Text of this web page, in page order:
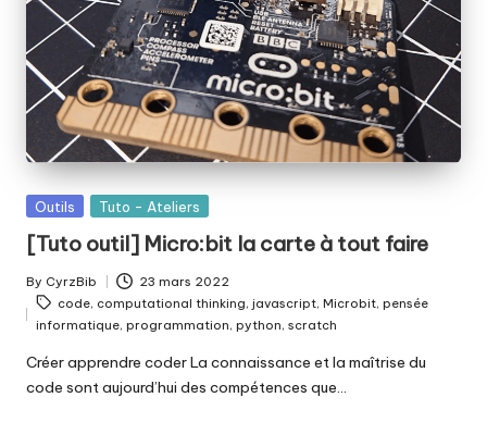
b
i
b
fabriquer
ensemble
?
Posted
Outils Tuto - Ateliers
[Tuto outil] Micro:bit la carte à tout faire
Posted
by
By CyrzBib
23 mars 2022
Tags:code, computational thinking,javascript,Microbit,pensée
informatique,programmation,python,scratch
Créer apprendre coder La connaissance et la maîtrise du
code sont aujourd’hui des compétences que…